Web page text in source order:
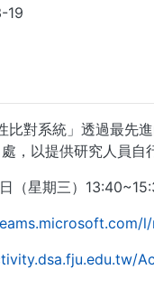
19
比對系統」透過最先
，以提供研究人員自
（星期三）
l/